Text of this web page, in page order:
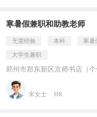
寒暑假兼职和助教老师
无需经验 本科 寒暑
大学生兼职
郑州市郑东新区京师书店（
宋女士 HR